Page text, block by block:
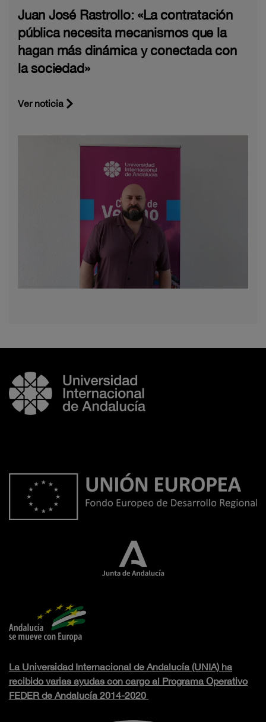
Juan José Rastrollo: «La contratación
pública necesita mecanismos que la
hagan más dinámica y conectada con
la sociedad»
Ver noticia
La Universidad Internacional de Andalucía (UNIA) ha
recibido varias ayudas con cargo al Programa Operativo
FEDER de Andalucía 2014-2020